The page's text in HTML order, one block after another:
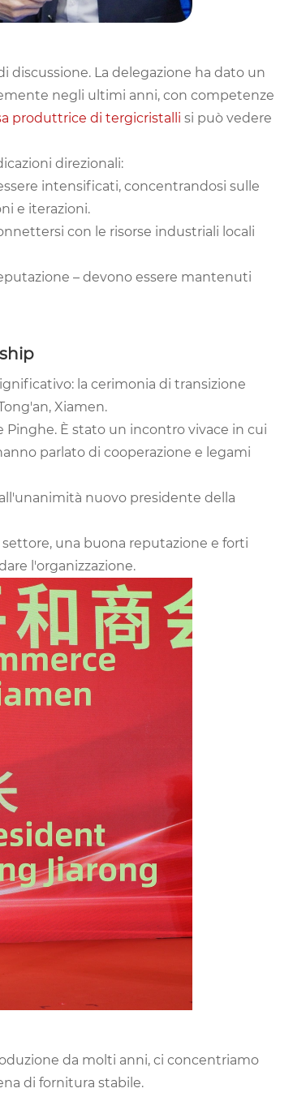
discussione. La delegazione ha dato un
negli ultimi anni, con competenze
produttrice di tergicristalli si può vedere
direzionali:
intensificati, concentrandosi sulle
e iterazioni.
con le risorse industriali locali
– devono essere mantenuti
la cerimonia di transizione
Xiamen.
È stato un incontro vivace in cui
parlato di cooperazione e legami
nuovo presidente della
una buona reputazione e forti
l'organizzazione.
da molti anni, ci concentriamo
di fornitura stabile.